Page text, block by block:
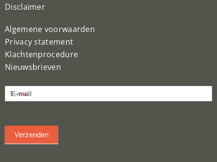
Disclaimer
Algemene voorwaarden
Privacy statement
Klachtenprocedure
Nieuwsbrieven
inschrijven
E-mail
Verzenden